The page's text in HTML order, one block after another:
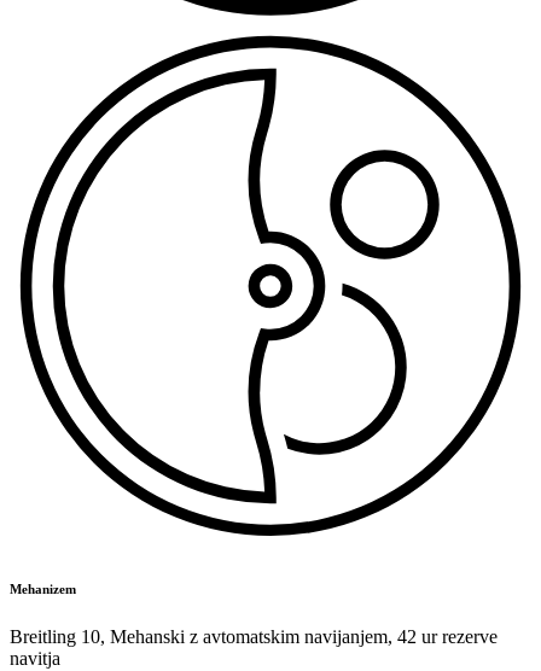
Mehanizem
Breitling 10, Mehanski z avtomatskim navijanjem, 42 ur rezerve
navitja